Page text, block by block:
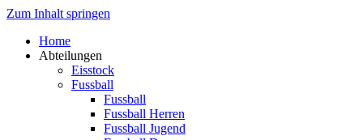
Zum Inhalt springen
Home
Abteilungen
Eisstock
Fussball
Fussball
Fussball Herren
Fussball Jugend